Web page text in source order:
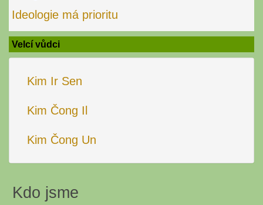
Ideologie má prioritu
Velcí vůdci
Kim Ir Sen
Kim Čong Il
Kim Čong Un
Kdo jsme